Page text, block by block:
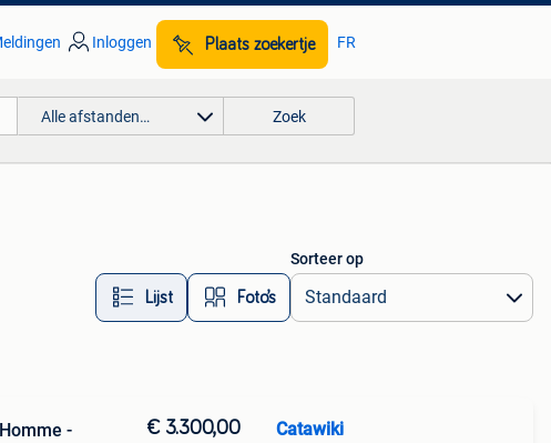
Inloggen Plaats zoekertje FR
Alle afstanden… Zoek
Lijst Foto’s
Sorteer op
-
€ 3.300,00 Catawiki